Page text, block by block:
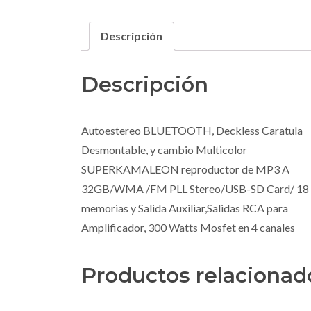
Descripción
Descripción
Autoestereo BLUETOOTH, Deckless Caratula
Desmontable, y cambio Multicolor
SUPERKAMALEON reproductor de MP3 A
32GB/WMA /FM PLL Stereo/USB-SD Card/ 18
memorias y Salida Auxiliar,Salidas RCA para
Amplificador, 300 Watts Mosfet en 4 canales
Productos